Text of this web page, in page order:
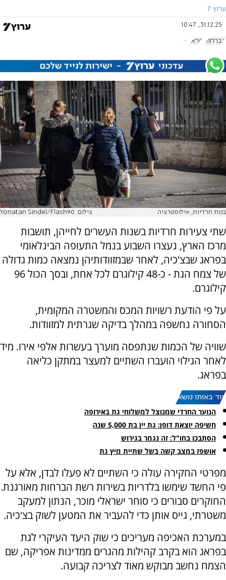
ערוץ 7
31.12.25, 10:47
הברחות פראג גת
בנות חרדיות, אילוסטרציה צילום: Yonatan Sindel/Flash90
שתי צעירות חרדיות בשנות העשרים לחייהן, תושבות
מרכז הארץ, נעצרו השבוע בנמל התעופה הבינלאומי
בפראג שבצ'כיה, לאחר שבמזוודותיהן נמצאה כמות גדולה
של צמח הגת - כ-48 קילוגרם לכל אחת, ובסך הכול 96
קילוגרם.
על פי הודעת רשויות המכס והמשטרה המקומית,
הסחורה נחשפה במהלך בדיקה שגרתית למזוודות.
שוויה של הכמות שנתפסה מוערך בעשרות אלפי אירו. מיד
לאחר הגילוי הועברו השתיים למעצר במתקן כליאה
בפראג.
עוד באותו נושא:
הנוער החרדי שמנוצל למשלוחי גת באירופה
חשיפה יוצאת דופן: גת יין בת 5,000 שנה
הסתבכו בחו"ל: זה נגמר בגירוש
אושפז במצב קשה בשל שתיית מיץ גת
מפרטי החקירה עולה כי השתיים לא פעלו לבדן, אלא על
פי החשד שימשו בלדריות בשירות רשת הברחות מאורגנת.
החוקרים סבורים כי סוחר ישראלי מוכר, הנתון למעקב
משטרתי, גייס אותן כדי להעביר את המטען לשוק בצ'כיה.
במערכת האכיפה מעריכים כי שוק היעד העיקרי לגת
בפראג הוא בקרב קהילות מהגרים ממדינות אפריקה, שם
הצמח נחשב מבוקש מאוד לצריכה קבועה.